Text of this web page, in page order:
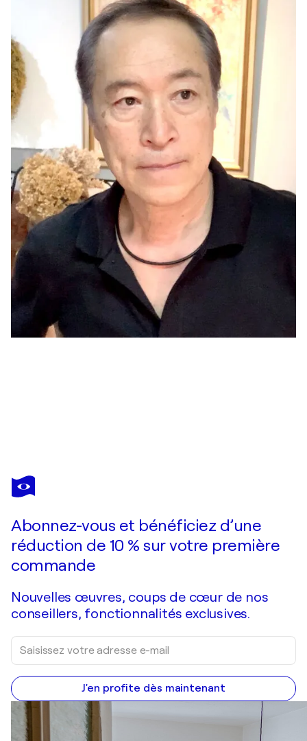
AKIRA MURATA
Holiday in Avignon
Abonnez-vous et bénéficiez d’une
réduction de 10 % sur votre première
commande
Nouvelles œuvres, coups de cœur de nos
conseillers, fonctionnalités exclusives.
J'en profite dès maintenant